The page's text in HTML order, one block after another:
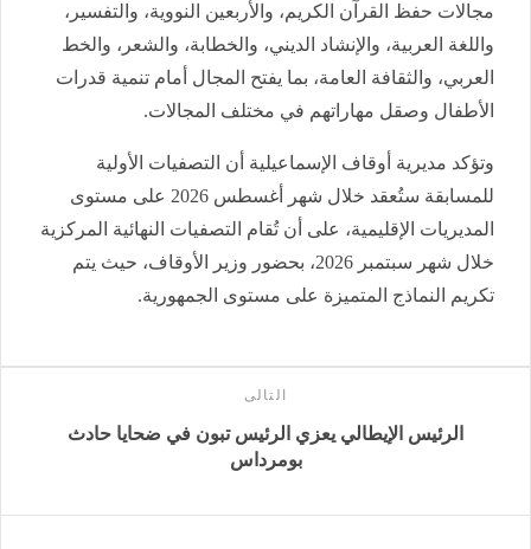
مجالات حفظ القرآن الكريم، والأربعين النووية، والتفسير،
واللغة العربية، والإنشاد الديني، والخطابة، والشعر، والخط
العربي، والثقافة العامة، بما يفتح المجال أمام تنمية قدرات
الأطفال وصقل مهاراتهم في مختلف المجالات.
وتؤكد مديرية أوقاف الإسماعيلية أن التصفيات الأولية
للمسابقة ستُعقد خلال شهر أغسطس 2026 على مستوى
المديريات الإقليمية، على أن تُقام التصفيات النهائية المركزية
خلال شهر سبتمبر 2026، بحضور وزير الأوقاف، حيث يتم
تكريم النماذج المتميزة على مستوى الجمهورية.
التالى
الرئيس الإيطالي يعزي الرئيس تبون في ضحايا حادث
بومرداس